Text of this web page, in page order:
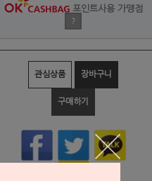
포인트사용 가맹점
?
관심상품 장바구니
구매하기